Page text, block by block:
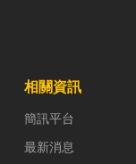
相關資訊
簡訊平台
最新消息